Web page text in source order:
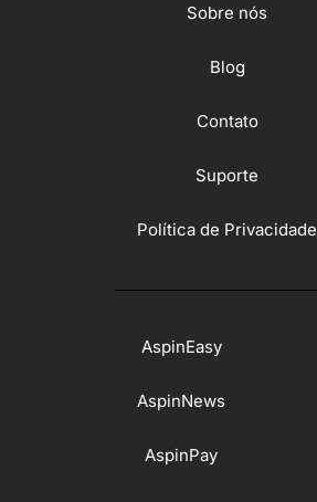
Sobre nós
Blog
Contato
Suporte
Política de Privacidade
AspinEasy
AspinNews
AspinPay